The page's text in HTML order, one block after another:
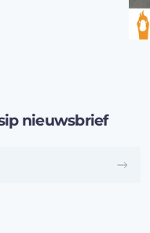
nieuwsbrief